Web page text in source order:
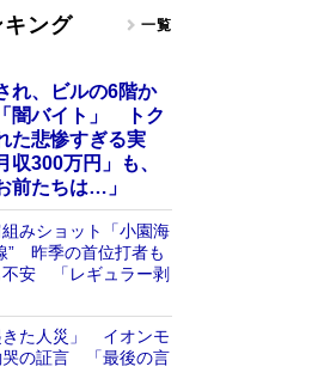
キング 一覧
れ、ビルの6階か
闇バイト」 トク
た悲惨すぎる実
300万円」も、
前たちは…」
組みショット「小園海
” 昨季の首位打者も
不安 「レギュラー剥
きた人災」 イオンモ
哭の証言 「最後の言